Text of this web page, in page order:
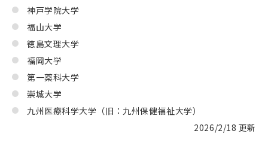
神戸学院大学
福山大学
徳島文理大学
福岡大学
第一薬科大学
崇城大学
九州医療科学大学（旧：九州保健福祉大学）
2026/2/18 更新